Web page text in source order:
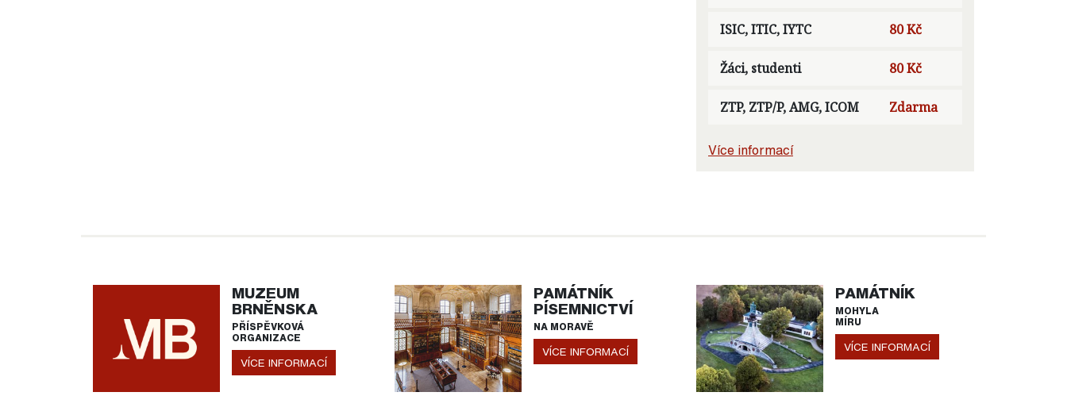
ISIC, ITIC, IYTC 80 Kč
Žáci, studenti 80 Kč
ZTP, ZTP/P, AMG, ICOM Zdarma
Více informací
MUZEUM
BRNĚNSKA
PŘÍSPĚVKOVÁ
ORGANIZACE
VÍCE INFORMACÍ
PAMÁTNÍK
PÍSEMNICTVÍ
NA MORAVĚ
VÍCE INFORMACÍ
PAMÁTNÍK
MOHYLA
MÍRU
VÍCE INFORMACÍ